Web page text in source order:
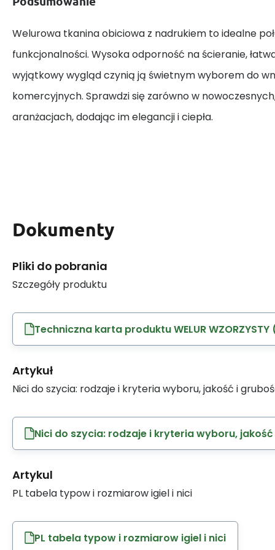
Welurowa tkanina obiciowa z nadrukiem to idealne
funkcjonalności. Wysoka odporność na ścieranie,
wyjątkowy wygląd czynią ją świetnym wyborem do
komercyjnych. Sprawdzi się zarówno w
aranżacjach, dodając im elegancji i ciepła.
Dokumenty
Pliki do pobrania
Szczegóły produktu
Techniczna karta produktu WELUR WZORZYSTY
Artykuł
Nici do szycia: rodzaje i kryteria wyboru, jakość i
Nici do szycia: rodzaje i kryteria wyboru,
Artykul
PL tabela typow i rozmiarow igiel i nici
PL tabela typow i rozmiarow igiel i nici